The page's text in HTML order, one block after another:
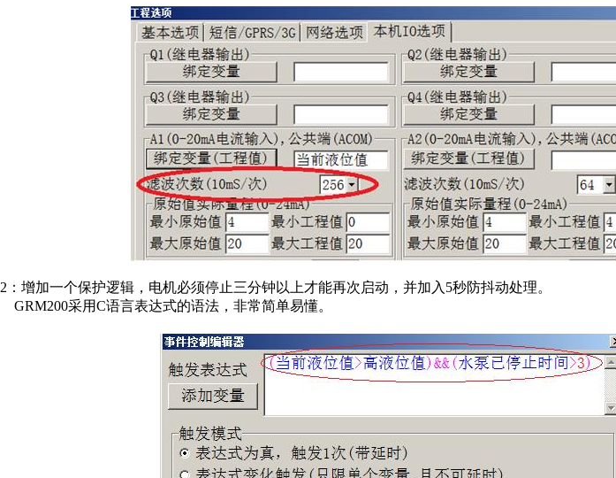
2：增加一个保护逻辑，电机必须停止三分钟以上才能再次启动，并加入5秒防抖动处理。
GRM200采用C语言表达式的语法，非常简单易懂。